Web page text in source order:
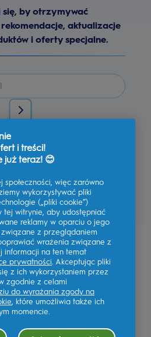
się, by otrzymywać
aktualizacje
i oferty specjalne.
spersonalizowanej
aktualności i innych inicjatyw
innych marek P&G
komunikacji online. W każdej
jako administrator danych, będzie
aby umożliwić Ci rejestrację na tej
a także, zależnie od udzielonej
marketingowe, w tym
w mediach online.Dowiedz się
więcej.
na temat przetwarzania Twoich
do prywatności, przeczytaj więcej
z naszą pełną Polityką ochrony
Prywatność .
18 lat orazwyrazić zgodę na nasz
Regulamin .
Regulamin
i treści!
już teraz! 😊
społeczności, więc zarówno
wykorzystywać pliki
(„pliki cookie”)
tej witrynie, aby udostępniać
reklamy w oparciu o jego
z przeglądaniem
wrażenia związane z
informacji na ten temat
prywatności. Akceptując pliki
z ich wykorzystaniem przez
zgodnie z celami
do wyrażania zgody na
, które umożliwia także ich
momencie.